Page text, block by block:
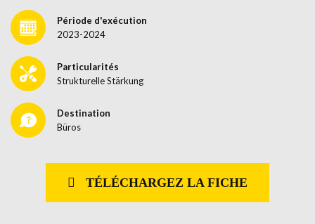
Période d'exécution
2023-2024
Particularités
Strukturelle Stärkung
Destination
Büros
TÉLÉCHARGEZ LA FICHE